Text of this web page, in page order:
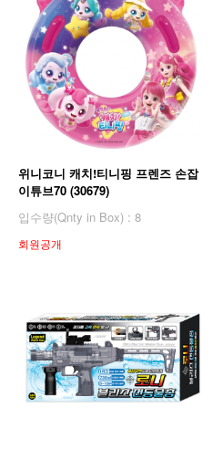
위니코니 캐치!티니핑 프렌즈 손잡
이튜브70 (30679)
입수량(Qnty in Box) : 8
회원공개